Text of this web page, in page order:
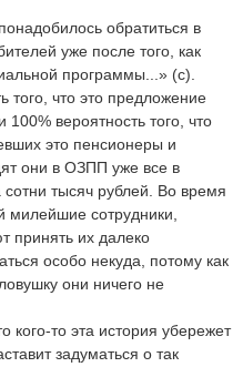
обратиться в
уже после того, как
программы...» (с).
того, что это предложение
вероятность того, что
это пенсионеры и
они в ОЗПП уже все в
тысяч рублей. Во время
милейшие сотрудники,
принять их далеко
особо некуда, потому как
они ничего не
кого-то эта история убережет
задуматься о так